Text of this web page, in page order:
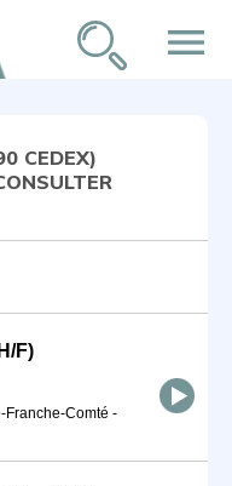
menu
CEDEX)
F)
Franche-Comté -